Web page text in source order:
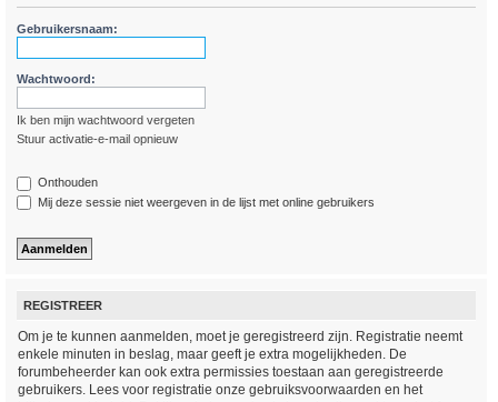
Gebruikersnaam:
Wachtwoord:
Ik ben mijn wachtwoord vergeten
Stuur activatie-e-mail opnieuw
Onthouden
Mij deze sessie niet weergeven in de lijst met online gebruikers
REGISTREER
Om je te kunnen aanmelden, moet je geregistreerd zijn. Registratie neemt
enkele minuten in beslag, maar geeft je extra mogelijkheden. De
forumbeheerder kan ook extra permissies toestaan aan geregistreerde
gebruikers. Lees voor registratie onze gebruiksvoorwaarden en het